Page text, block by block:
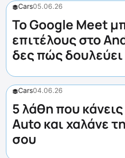
Cars05.06.26
Το Google Meet
επιτέλους στο
δες πώς δουλεύει
Cars04.06.26
5 λάθη που
Auto και χαλάνε
σου